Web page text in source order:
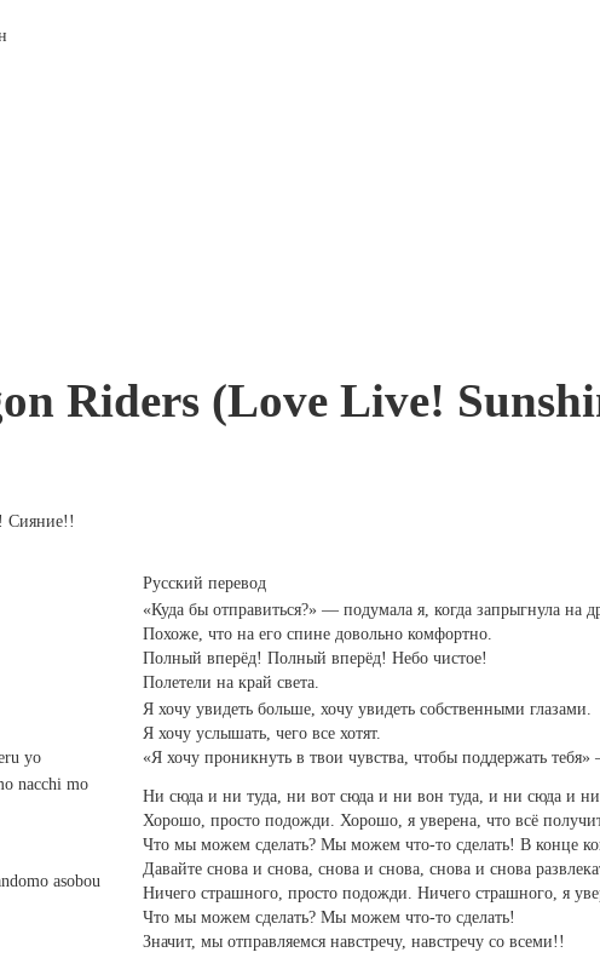
Riders (Love Live!
Сияние!!
Русский перевод
«Куда бы отправиться?» — подумала я, когда запрыгнула на
Похоже, что на его спине довольно комфортно.
Полный вперёд! Полный вперёд! Небо чистое!
Полетели на край света.
yo
Я хочу увидеть больше, хочу увидеть собственными глазами.
Я хочу услышать, чего все хотят.
«Я хочу проникнуть в твои чувства, чтобы поддержать
nacchi mo
asobou
Ни сюда и ни туда, ни вот сюда и ни вон туда, и ни сюда и
Хорошо, просто подожди. Хорошо, я уверена, что всё
Что мы можем сделать? Мы можем что-то сделать! В конце
Давайте снова и снова, снова и снова, снова и снова
Ничего страшного, просто подожди. Ничего страшного, я
Что мы можем сделать? Мы можем что-то сделать!
Значит, мы отправляемся навстречу, навстречу со всеми!!